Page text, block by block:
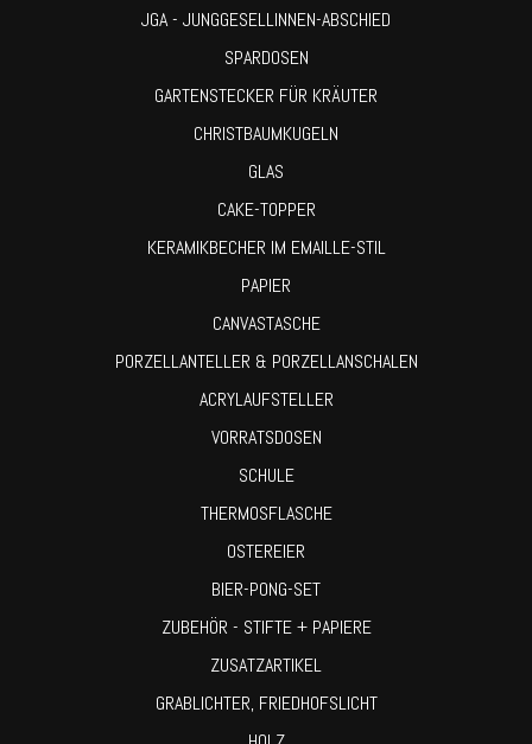
JGA - JUNGGESELLINNEN-ABSCHIED
SPARDOSEN
GARTENSTECKER FÜR KRÄUTER
CHRISTBAUMKUGELN
GLAS
CAKE-TOPPER
KERAMIKBECHER IM EMAILLE-STIL
PAPIER
CANVASTASCHE
PORZELLANTELLER & PORZELLANSCHALEN
ACRYLAUFSTELLER
VORRATSDOSEN
SCHULE
THERMOSFLASCHE
OSTEREIER
BIER-PONG-SET
ZUBEHÖR - STIFTE + PAPIERE
ZUSATZARTIKEL
GRABLICHTER, FRIEDHOFSLICHT